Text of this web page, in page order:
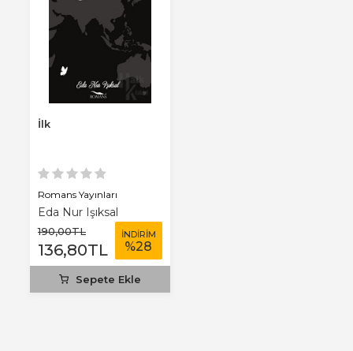
İlk
Romans Yayınları
Eda Nur Işıksal
190,00TL
136,80TL
İNDİRİM
%28
Sepete Ekle